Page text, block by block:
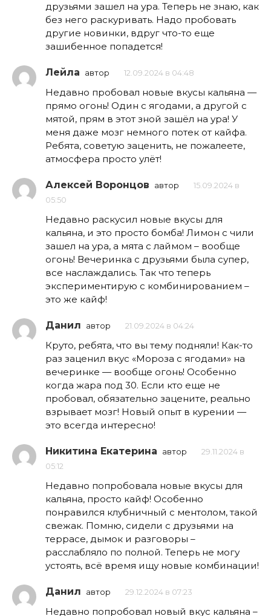
друзьями зашел на ура. Теперь не знаю, как
без него раскуривать. Надо пробовать
другие новинки, вдруг что-то еще
зашибенное попадется!
Лейла автор 12.09.2024 в 04:48
Недавно пробовал новые вкусы кальяна —
прямо огонь! Один с ягодами, а другой с
мятой, прям в этот зной зашёл на ура! У
меня даже мозг немного потек от кайфа.
Ребята, советую заценить, не пожалеете,
атмосфера просто улёт!
Алексей Воронцов автор
15.09.2024 в
05:50
Недавно раскусил новые вкусы для
кальяна, и это просто бомба! Лимон с чили
зашел на ура, а мята с лаймом – вообще
огонь! Вечеринка с друзьями была супер,
все наслаждались. Так что теперь
экспериментирую с комбинированием –
это же кайф!
Данил автор 21.09.2024 в 04:24
Круто, ребята, что вы тему подняли! Как-то
раз заценил вкус «Мороза с ягодами» на
вечеринке — вообще огонь! Особенно
когда жара под 30. Если кто еще не
пробовал, обязательно зацените, реально
взрывает мозг! Новый опыт в курении —
это всегда интересно!
Никитина Екатерина автор
29.11.2024 в
05:12
Недавно попробовала новые вкусы для
кальяна, просто кайф! Особенно
понравился клубничный с ментолом, такой
свежак. Помню, сидели с друзьями на
террасе, дымок и разговоры –
расслабляло по полной. Теперь не могу
устоять, всё время ищу новые комбинации!
Данил автор 29.12.2024 в 07:23
Недавно попробовал новый вкус кальяна –